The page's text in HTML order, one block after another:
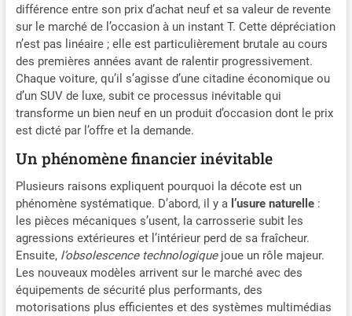
différence entre son prix d’achat neuf et sa valeur de revente
sur le marché de l’occasion à un instant T. Cette dépréciation
n’est pas linéaire ; elle est particulièrement brutale au cours
des premières années avant de ralentir progressivement.
Chaque voiture, qu’il s’agisse d’une citadine économique ou
d’un SUV de luxe, subit ce processus inévitable qui
transforme un bien neuf en un produit d’occasion dont le prix
est dicté par l’offre et la demande.
Un phénomène financier inévitable
Plusieurs raisons expliquent pourquoi la décote est un
phénomène systématique. D’abord, il y a l’usure naturelle:
les pièces mécaniques s’usent, la carrosserie subit les
agressions extérieures et l’intérieur perd de sa fraîcheur.
Ensuite, l’obsolescence technologiquejoue un rôle majeur.
Les nouveaux modèles arrivent sur le marché avec des
équipements de sécurité plus performants, des
motorisations plus efficientes et des systèmes multimédias